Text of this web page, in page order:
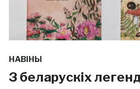
НАВІНЫ
З беларускіх